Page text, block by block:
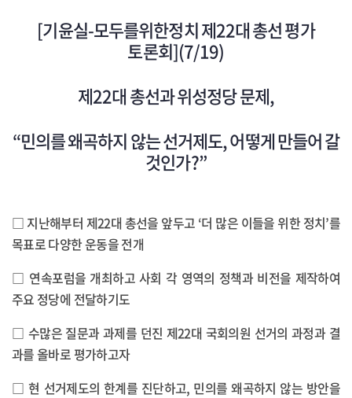
[기윤실-모두를위한정치 제22대 총선 평가
토론회](7/19)
제22대 총선과 위성정당 문제,
“민의를 왜곡하지 않는 선거제도, 어떻게 만들어 갈
것인가?”
□ 지난해부터 제22대 총선을 앞두고 ‘더 많은 이들을 위한 정치’를
목표로 다양한 운동을 전개
□ 연속포럼을 개최하고 사회 각 영역의 정책과 비전을 제작하여
주요 정당에 전달하기도
□ 수많은 질문과 과제를 던진 제22대 국회의원 선거의 과정과 결
과를 올바로 평가하고자
□ 현 선거제도의 한계를 진단하고, 민의를 왜곡하지 않는 방안을